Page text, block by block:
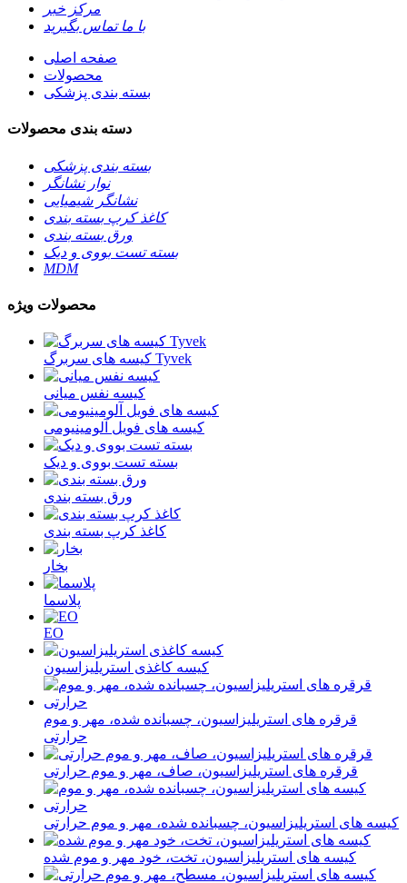
مرکز خبر
با ما تماس بگیرید
صفحه اصلی
محصولات
بسته بندی پزشکی
دسته بندی محصولات
بسته بندی پزشکی
نوار نشانگر
نشانگر شیمیایی
کاغذ کرپ بسته بندی
ورق بسته بندی
بسته تست بووی و دیک
MDM
محصولات ویژه
کیسه های سربرگ Tyvek
کیسه نفس میانی
کیسه های فویل آلومینیومی
بسته تست بووی و دیک
ورق بسته بندی
کاغذ کرپ بسته بندی
بخار
پلاسما
EO
کیسه کاغذی استریلیزاسیون
قرقره های استریلیزاسیون، چسبانده شده، مهر و موم
حرارتی
قرقره های استریلیزاسیون، صاف، مهر و موم حرارتی
کیسه های استریلیزاسیون، چسبانده شده، مهر و موم حرارتی
کیسه های استریلیزاسیون، تخت، خود مهر و موم شده